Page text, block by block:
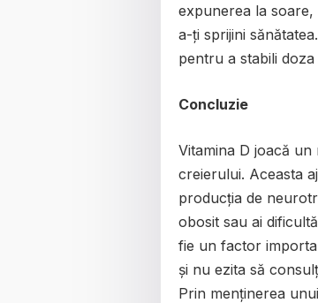
expunerea la
a-ți sprijini
pentru a stabili
Concluzie
Vitamina D joacă
creierului. Aceasta
producția de
obosit sau ai
fie un factor
și nu ezita să
Prin menținerea